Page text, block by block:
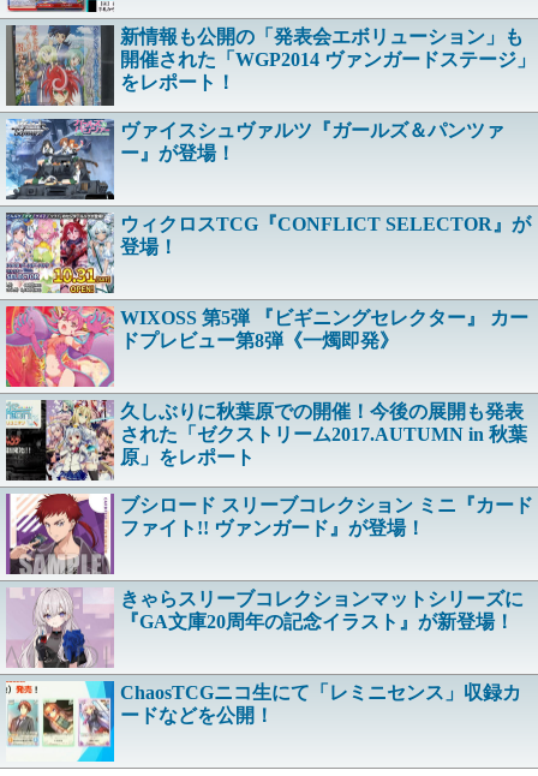
新情報も公開の「発表会エボリューション」も
開催された「WGP2014 ヴァンガードステージ」
をレポート！
ヴァイスシュヴァルツ『ガールズ＆パンツァ
ー』が登場！
ウィクロスTCG『CONFLICT SELECTOR』が
登場！
WIXOSS 第5弾 『ビギニングセレクター』 カー
ドプレビュー第8弾《一燭即発》
久しぶりに秋葉原での開催！今後の展開も発表
された「ゼクストリーム2017.AUTUMN in 秋葉
原」をレポート
ブシロード スリーブコレクション ミニ『カード
ファイト!! ヴァンガード』が登場！
きゃらスリーブコレクションマットシリーズに
『GA文庫20周年の記念イラスト』が新登場！
ChaosTCGニコ生にて「レミニセンス」収録カ
ードなどを公開！